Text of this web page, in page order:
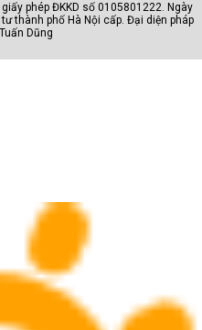
phép ĐKKD số 0105801222. Ngày
thành phố Hà Nội cấp. Đại diện pháp
Dũng